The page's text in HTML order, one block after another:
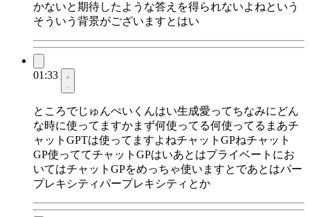
かないと期待したような答えを得られないよねという
そういう背景がございますとはい
01:33
ところでじゅんぺいくんはい生成愛ってちなみにどん
な時に使ってますかまず何使ってる何使ってるまあチ
ャットGPTは使ってますよねチャットGPねチャット
GP使っててチャットGPはいあとはプライベートにお
いてはチャットGPをめっちゃ使いますとであとはパー
プレキシティパープレキシティとか